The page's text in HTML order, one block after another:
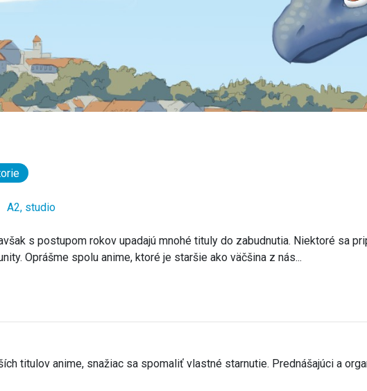
A2, studio
s postupom rokov upadajú mnohé tituly do zabudnutia. Niektoré sa
Oprášme spolu anime, ktoré je staršie ako väčšina z nás...
titulov anime, snažiac sa spomaliť vlastné starnutie. Prednášajúci a